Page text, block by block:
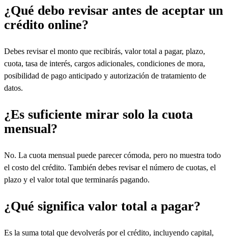
¿Qué debo revisar antes de aceptar un
crédito online?
Debes revisar el monto que recibirás, valor total a pagar, plazo,
cuota, tasa de interés, cargos adicionales, condiciones de mora,
posibilidad de pago anticipado y autorización de tratamiento de
datos.
¿Es suficiente mirar solo la cuota
mensual?
No. La cuota mensual puede parecer cómoda, pero no muestra todo
el costo del crédito. También debes revisar el número de cuotas, el
plazo y el valor total que terminarás pagando.
¿Qué significa valor total a pagar?
Es la suma total que devolverás por el crédito, incluyendo capital,